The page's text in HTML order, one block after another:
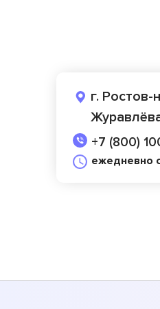
г.
+7 (800)
ежедневно